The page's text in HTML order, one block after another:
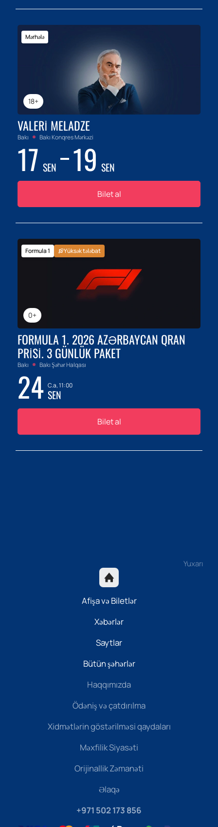
18+
Mərhələ
VALERI MELADZE
Bakı Bakı Konqres Mərkəzi
17 SEN 19 SEN
Bilet al
0+
Formula 1 Yüksək tələbat
FORMULA 1. 2026 AZƏRBAYCAN QRAN
PRISI. 3 GÜNLÜK PAKET
Bakı Bakı Şəhər Halqası
24 C.a, 11:00
SEN
Bilet al
Yuxarı
Afişa və Biletlər
Xəbərlər
Saytlar
Bütün şəhərlər
Haqqımızda
Ödəniş və çatdırılma
Xidmətlərin göstərilməsi qaydaları
Məxfilik Siyasəti
Orijinallik Zəmanəti
Əlaqə
+971 502 173 856